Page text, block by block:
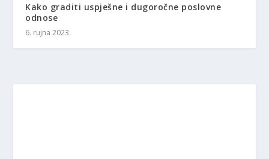
Kako graditi uspješne i dugoročne poslovne
odnose
6. rujna 2023.